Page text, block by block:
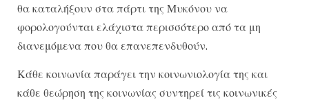
θα καταλήξουν στα πάρτι της Μυκόνου να
φορολογούνται ελάχιστα περισσότερο από τα μη
διανεμόμενα που θα επανεπενδυθούν.
Κάθε κοινωνία παράγει την κοινωνιολογία της και
κάθε θεώρηση της κοινωνίας συντηρεί τις κοινωνικές